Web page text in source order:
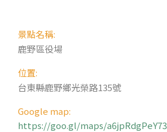
景點名稱:
鹿野區役場
位置:
台東縣鹿野鄉光榮路135號
Google map:
https://goo.gl/maps/